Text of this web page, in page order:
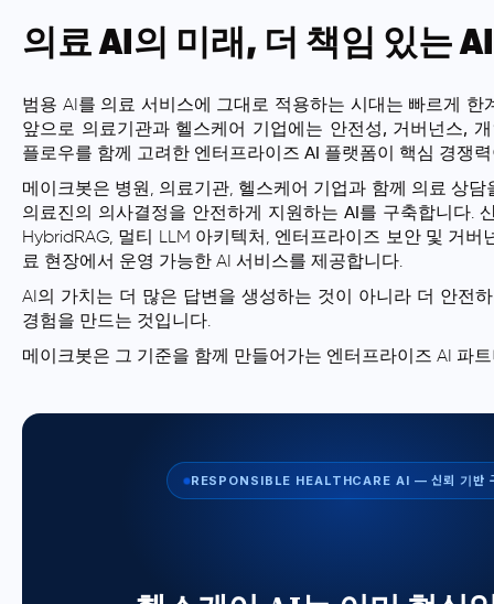
의료 AI의 미래, 더 책임 있는 AI
범용 AI를 의료 서비스에 그대로 적용하는 시대는 빠르게 한
앞으로 의료기관과 헬스케어 기업에는 안전성, 거버넌스,
플로우를 함께 고려한 엔터프라이즈 AI 플랫폼이 핵심 경쟁
메이크봇은 병원, 의료기관, 헬스케어 기업과 함께 의료 상담
의료진의 의사결정을 안전하게 지원하는 AI를 구축합니다.
HybridRAG, 멀티 LLM 아키텍처, 엔터프라이즈 보안 및 거버
료 현장에서 운영 가능한 AI 서비스를 제공합니다.
AI의 가치는 더 많은 답변을 생성하는 것이 아니라 더 안전
경험을 만드는 것입니다.
메이크봇은 그 기준을 함께 만들어가는 엔터프라이즈 AI 파
RESPONSIBLE HEALTHCARE AI — 신뢰 기반